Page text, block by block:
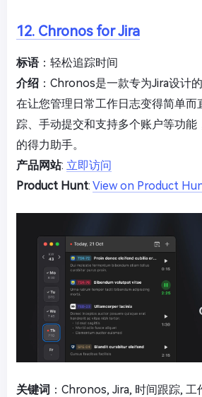
12. Chronos for Jira
标语：轻松追踪时间
介绍 ：Chronos是一款专为Jira设计
在让您管理日常工作日志变得简单而
踪、手动提交和支持多个账户等功能
的得力助手。
产品网站: 立即访问
Product Hunt: View on Product
关键词 ：Chronos, Jira, 时间跟踪,